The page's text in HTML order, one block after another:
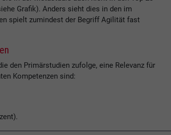
Grafik). Anders sieht dies in den im
spielt zumindest der Begriff Agilität fast
den Primärstudien zufolge, eine Relevanz für
Kompetenzen sind: